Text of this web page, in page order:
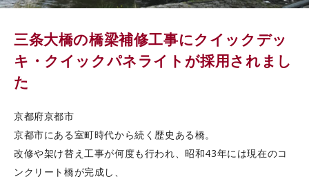
三条大橋の橋梁補修工事にクイックデッ
キ・クイックパネライトが採用されまし
た
京都府京都市
京都市にある室町時代から続く歴史ある橋。
改修や架け替え工事が何度も行われ、昭和43年には現在のコ
ンクリート橋が完成し、